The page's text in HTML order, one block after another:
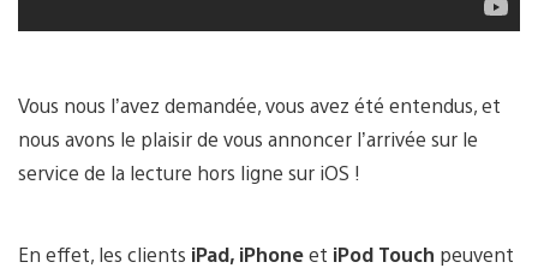
Vous nous l’avez demandée, vous avez été entendus, et
nous avons le plaisir de vous annoncer l’arrivée sur le
service de la lecture hors ligne sur iOS !
En effet, les clients iPad, iPhoneet iPod Touch peuvent